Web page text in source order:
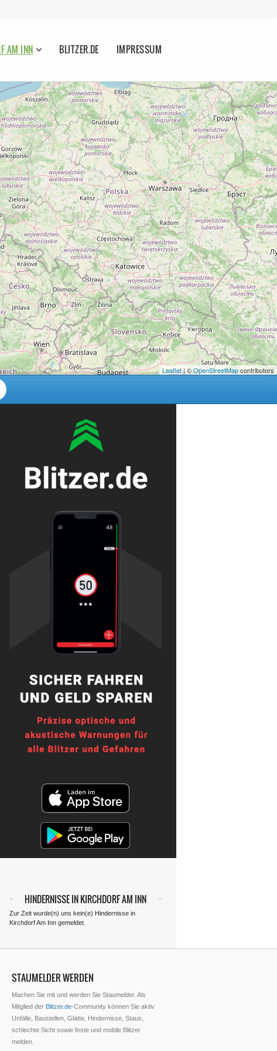
AM INN BLITZER.DE IMPRESSUM
Leaflet| ©OpenStreetMapcontributors
HINDERNISSE IN KIRCHDORF AM INN
Zur Zeit wurde(n) uns kein(e) Hindernisse in
Kirchdorf Am Inn gemeldet.
STAUMELDER WERDEN
Machen Sie mit und werden Sie Staumelder. Als
Mitglied der Blitzer.de-Community können Sie aktiv
Unfälle, Baustellen, Glätte, Hindernisse, Staus,
schlechte Sicht sowie feste und mobile Blitzer
melden.